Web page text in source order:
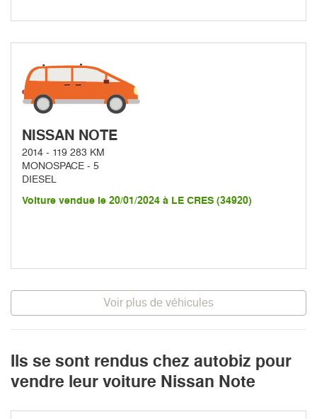
NISSAN NOTE
2014 - 119 283 KM
MONOSPACE - 5
DIESEL
Voiture vendue le 20/01/2024 à LE CRES (34920)
Voir plus de véhicules
Ils se sont rendus chez autobiz pour
vendre leur voiture Nissan Note